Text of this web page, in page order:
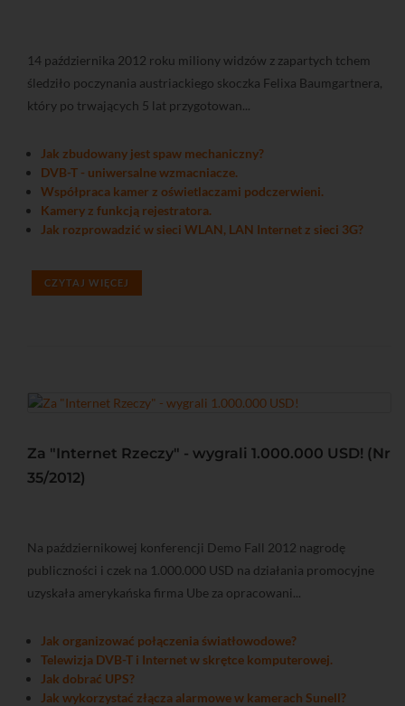
14 października 2012 roku miliony widzów z zapartych tchem
śledziło poczynania austriackiego skoczka Felixa Baumgartnera,
który po trwających 5 lat przygotowan...
Jak zbudowany jest spaw mechaniczny?
DVB-T - uniwersalne wzmacniacze.
Współpraca kamer z oświetlaczami podczerwieni.
Kamery z funkcją rejestratora.
Jak rozprowadzić w sieci WLAN, LAN Internet z sieci 3G?
CZYTAJ WIĘCEJ
Za "Internet Rzeczy" - wygrali 1.000.000 USD! (Nr
35/2012)
Na październikowej konferencji Demo Fall 2012 nagrodę
publiczności i czek na 1.000.000 USD na działania promocyjne
uzyskała amerykańska firma Ube za opracowani...
Jak organizować połączenia światłowodowe?
Telewizja DVB-T i Internet w skrętce komputerowej.
Jak dobrać UPS?
Jak wykorzystać złącza alarmowe w kamerach Sunell?